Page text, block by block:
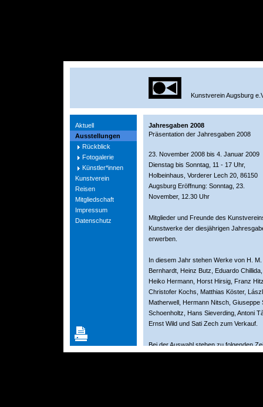
Kunstverein Augsburg
Aktuell
Ausstellungen
Rückblick
Fotogalerie
Künstler*innen
Kunstverein
Reisen
Mitgliedschaft
Impressum
Datenschutz
Jahresgaben 2008
Präsentation der Jahresgaben 2008
23. November 2008 bis 4. Januar 2009
Dienstag bis Sonntag, 11 - 17 Uhr,
Holbeinhaus, Vorderer Lech 20, 86150
Augsburg Eröffnung: Sonntag, 23.
November, 12.30 Uhr
Mitglieder und Freunde des
Kunstwerke der diesjährigen
erwerben.
In diesem Jahr stehen Werke von H.
Bernhardt, Heinz Butz, Eduardo
Heiko Hermann, Horst Hirsig, Franz
Christofer Kochs, Matthias Köster,
Matherwell, Hermann Nitsch,
Schoenholtz, Hans Sieverding, Antoni
Ernst Wild und Sati Zech zum Verkauf.
Bei der Auswahl stehen zu folgenden